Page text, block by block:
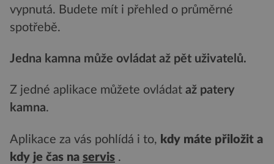
vypnutá. Budete mít i přehled o průměrné
spotřebě.
Jedna kamna může ovládat až pět uživatelů.
Z jedné aplikace můžete ovládat až patery
kamna.
Aplikace za vás pohlídá i to, kdy máte přiložit a
kdy je čas na servis .